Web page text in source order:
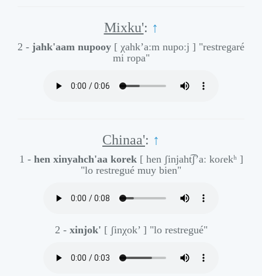
Mixku': ↑
2 - jahk'aam nupooy [ χahk’aːm nupoːj ] "restregaré
mi ropa"
Chinaa': ↑
1 - hen xinyahch'aa korek [ hen ʃinjaht͡ʃ’aː koɾekʰ ]
"lo restregué muy bien"
2 - xinjok' [ ʃinχok’ ] "lo restregué"